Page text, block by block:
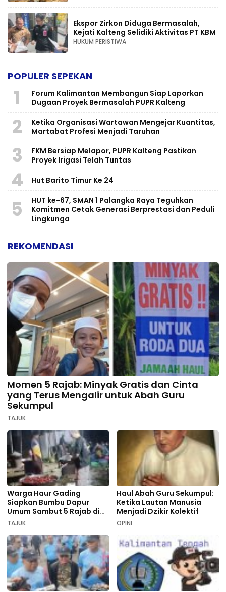
Ekspor Zirkon Diduga Bermasalah,
Kejati Kalteng Selidiki Aktivitas PT KBM
HUKUM PERISTIWA
POPULER SEPEKAN
1
Forum Kalimantan Membangun Siap Laporkan
Dugaan Proyek Bermasalah PUPR Kalteng
2
Ketika Organisasi Wartawan Mengejar Kuantitas,
Martabat Profesi Menjadi Taruhan
3
FKM Bersiap Melapor, PUPR Kalteng Pastikan
Proyek Irigasi Telah Tuntas
4 Hut Barito Timur Ke 24
5
HUT ke-67, SMAN 1 Palangka Raya Teguhkan
Komitmen Cetak Generasi Berprestasi dan Peduli
Lingkunga
REKOMENDASI
Momen 5 Rajab: Minyak Gratis dan Cinta
yang Terus Mengalir untuk Abah Guru
Sekumpul
TAJUK
Warga Haur Gading
Siapkan Bumbu Dapur
Umum Sambut 5 Rajab di
Sekumpul
TAJUK
Haul Abah Guru Sekumpul:
Ketika Lautan Manusia
Menjadi Dzikir Kolektif
OPINI